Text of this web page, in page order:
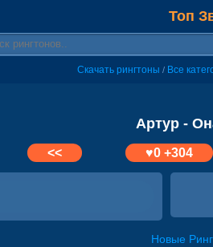
Топ
Скачать рингтоны / Все
Артур -
<< ♥0+304
Новые